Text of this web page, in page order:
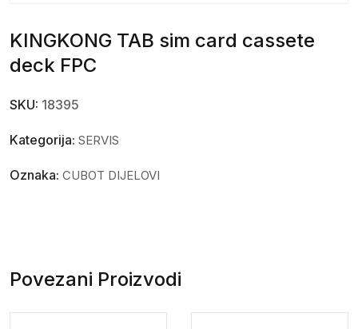
KINGKONG TAB sim card cassete
deck FPC
SKU: 18395
Kategorija: SERVIS
Oznaka: CUBOT DIJELOVI
Povezani Proizvodi